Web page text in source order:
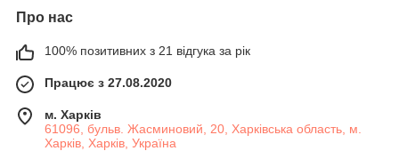
Про нас
100% позитивних з 21 відгука за рік
Працює з 27.08.2020
м. Харків
61096, бульв. Жасминовий, 20, Харківська область, м.
Харків, Харків, Україна